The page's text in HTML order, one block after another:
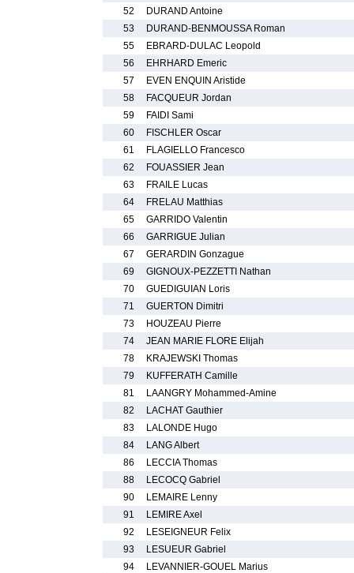
52
DURAND Antoine
53
DURAND-BENMOUSSA Roman
55
EBRARD-DULAC Leopold
56
EHRHARD Emeric
57
EVEN ENQUIN Aristide
58
FACQUEUR Jordan
59
FAIDI Sami
60
FISCHLER Oscar
61
FLAGIELLO Francesco
62
FOUASSIER Jean
63
FRAILE Lucas
64
FRELAU Matthias
65
GARRIDO Valentin
66
GARRIGUE Julian
67
GERARDIN Gonzague
69
GIGNOUX-PEZZETTI Nathan
70
GUEDIGUIAN Loris
71
GUERTON Dimitri
73
HOUZEAU Pierre
74
JEAN MARIE FLORE Elijah
78
KRAJEWSKI Thomas
79
KUFFERATH Camille
81
LAANGRY Mohammed-Amine
82
LACHAT Gauthier
83
LALONDE Hugo
84
LANG Albert
86
LECCIA Thomas
88
LECOCQ Gabriel
90
LEMAIRE Lenny
91
LEMIRE Axel
92
LESEIGNEUR Felix
93
LESUEUR Gabriel
94
LEVANNIER-GOUEL Marius